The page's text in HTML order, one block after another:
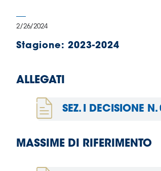
Shop
partner
Assicurazione
Whistleblowing
2/26/2024
Stagione: 2023-2024
ALLEGATI
SEZ. I DECISIONE
MASSIME DI RIFERIMENTO